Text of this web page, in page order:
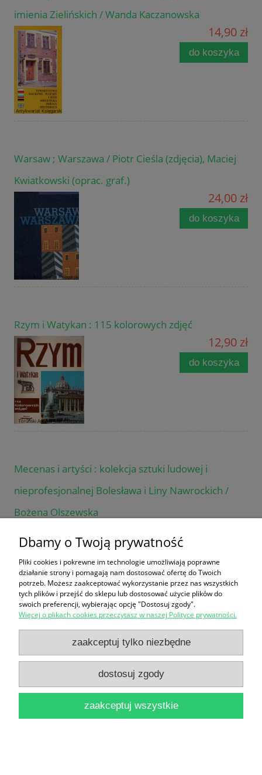
imienia Zielińskich / Wanda Kaczanowska
14,90 zł
do koszyka
Warsaw ; Warszawa / Piotr Cieśla (zdjęcia), Maciej
Kwiatkowski (oprac. graf.)
24,00 zł
do koszyka
Rzym i Watykan : 115 kolorowych zdjęć
12,90 zł
do koszyka
Mecenas i artyści : kolekcja sztuki ludowej i
nieprofesjonalnej Bolesława i Liny Nawrockich /
Bożena Olszewska
Unterwasserfotografie mit 262 Bildern / Gerhard
Alscher, Axel Grambow, Reiner Krause, Martin
37,90 zł
Dbamy o Twoją prywatność
Pliki cookies i pokrewne im technologie umożliwiają poprawne
działanie strony i pomagają nam dostosować ofertę do Twoich
potrzeb. Możesz zaakceptować wykorzystanie przez nas wszystkich
tych plików i przejść do sklepu lub dostosować użycie plików do
swoich preferencji, wybierając opcję "Dostosuj zgody".
Więcej o plikach cookies przeczytasz w naszej Polityce prywatności.
zaakceptuj tylko niezbędne
dostosuj zgody
zaakceptuj wszystkie